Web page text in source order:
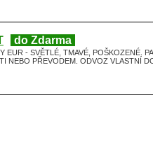
do Zdarma
EUR - SVĚTLÉ, TMAVÉ, POŠKOZENÉ.
NEBO PŘEVODEM. ODVOZ VLASTNÍ